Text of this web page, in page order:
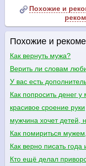
Похожие и
Похожие и
Как вернуть мужа?
Верить ли словам
У вас есть
Как попросить денег
красивое сроение руки
мужчина хочет детей,
Как помириться
Как верно писать года
Кто ещё делал